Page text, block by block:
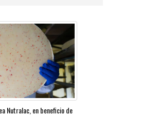
Nutralac, en beneficio de